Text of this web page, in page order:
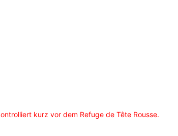
kurz vor dem Refuge de Tête Rousse.